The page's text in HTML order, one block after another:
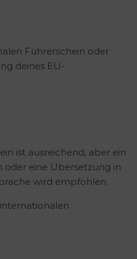
Führerschein oder
deines EU-
ist ausreichend, aber ein
oder eine Übersetzung in
wird empfohlen.